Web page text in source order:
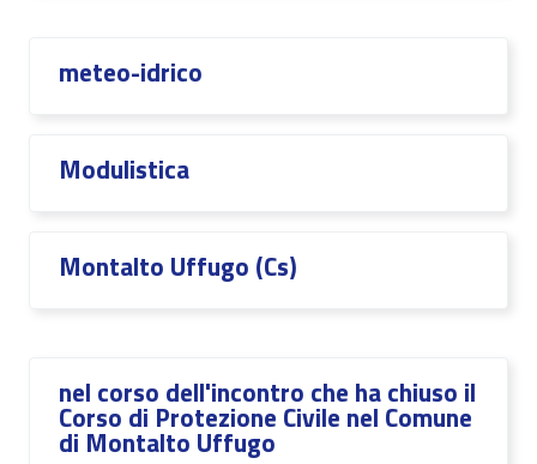
meteo-idrico
Modulistica
Montalto Uffugo (Cs)
nel corso dell'incontro che ha chiuso il
Corso di Protezione Civile nel Comune
di Montalto Uffugo